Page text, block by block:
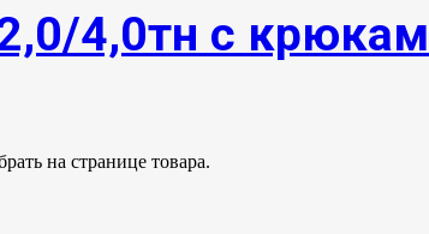
4,0тн с
на странице товара.